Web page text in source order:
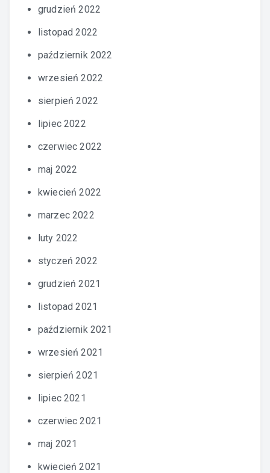
grudzień 2022
listopad 2022
październik 2022
wrzesień 2022
sierpień 2022
lipiec 2022
czerwiec 2022
maj 2022
kwiecień 2022
marzec 2022
luty 2022
styczeń 2022
grudzień 2021
listopad 2021
październik 2021
wrzesień 2021
sierpień 2021
lipiec 2021
czerwiec 2021
maj 2021
kwiecień 2021